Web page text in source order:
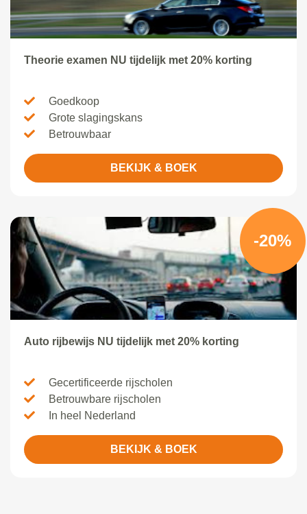
Theorie examen NU tijdelijk met 20% korting
Goedkoop
Grote slagingskans
Betrouwbaar
BEKIJK & BOEK
-20%
Auto rijbewijs NU tijdelijk met 20% korting
Gecertificeerde rijscholen
Betrouwbare rijscholen
In heel Nederland
BEKIJK & BOEK